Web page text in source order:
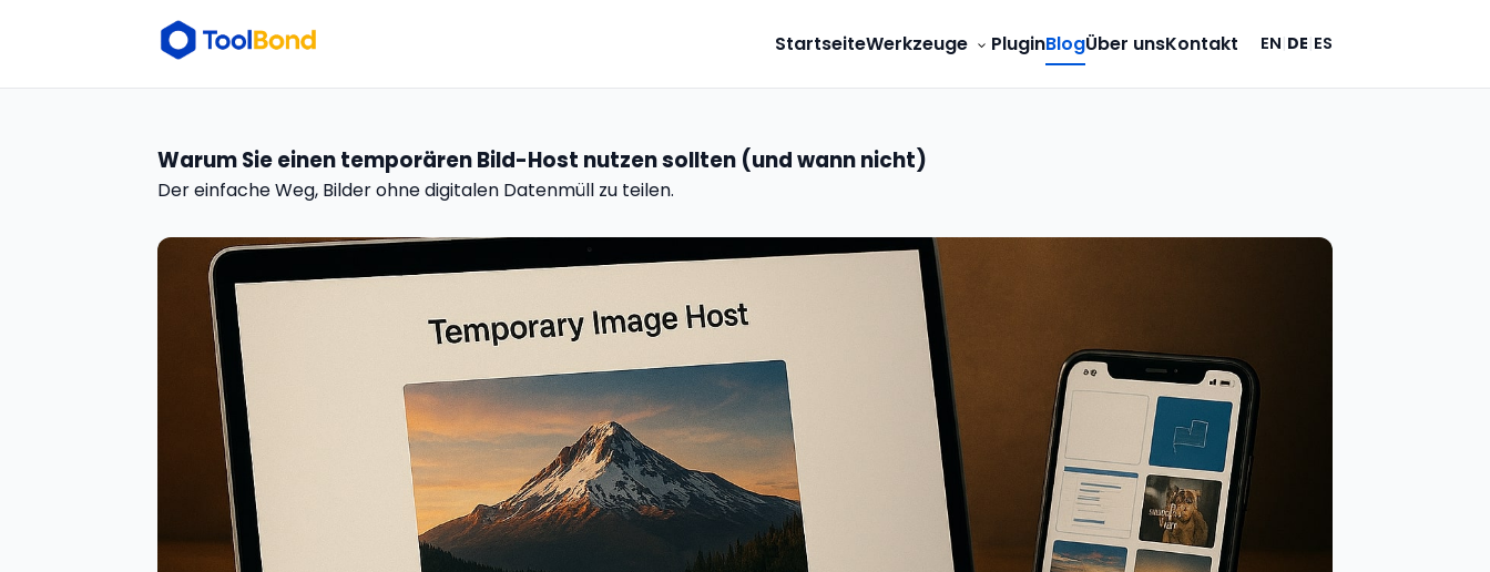
StartseiteWerkzeuge PluginBlogÜber unsKontakt EN|DE|ES
Warum Sie einen temporären Bild-Host nutzen sollten (und wann nicht)
Der einfache Weg, Bilder ohne digitalen Datenmüll zu teilen.